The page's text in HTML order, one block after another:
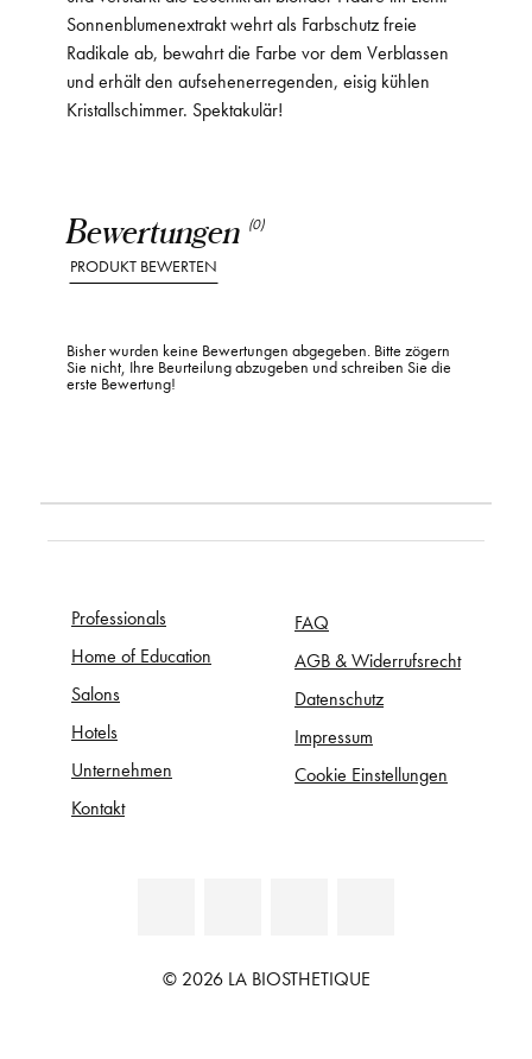
Bewertungen (0)
PRODUKT BEWERTEN
Bisher wurden keine Bewertungen abgegeben. Bitte zögern
Sie nicht, Ihre Beurteilung abzugeben und schreiben Sie die
erste Bewertung!
Sonnenblumenextrakt wehrt als Farbschutz freie
Radikale ab, bewahrt die Farbe vor dem Verblassen
und erhält den aufsehenerregenden, eisig kühlen
Kristallschimmer. Spektakulär!
Professionals
Home of Education
Salons
Hotels
Unternehmen
Kontakt
FAQ
AGB & Widerrufsrecht
Datenschutz
Impressum
Cookie Einstellungen
© 2026 LA BIOSTHETIQUE